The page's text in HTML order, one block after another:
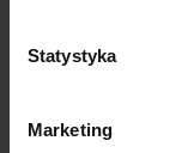
Statystyka
Marketing